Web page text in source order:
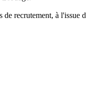
de recrutement, à l'issue